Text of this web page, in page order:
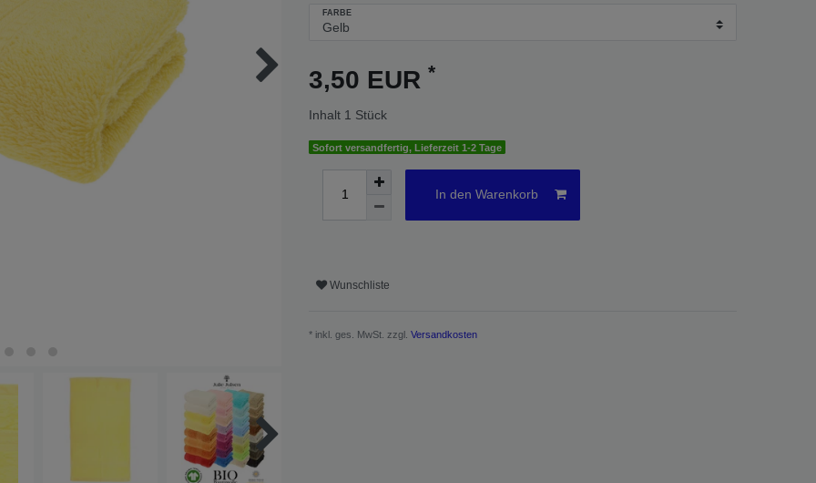
FARBE
3,50 EUR *
Inhalt 1 Stück
Sofort versandfertig, Lieferzeit 1-2 Tage
In den Warenkorb
Wunschliste
* inkl. ges. MwSt. zzgl. Versandkosten